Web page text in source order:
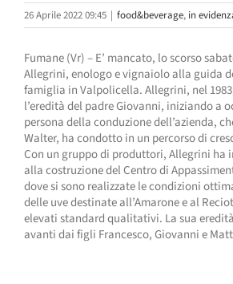
26 Aprile 2022 09:45 | food&beverage, in
Fumane (Vr) – E’ mancato, lo scorso
Allegrini, enologo e vignaiolo alla guida
famiglia in Valpolicella. Allegrini, nel
l’eredità del padre Giovanni, iniziando a
persona della conduzione dell’azienda,
Walter, ha condotto in un percorso di
Con un gruppo di produttori, Allegrini
alla costruzione del Centro di
dove si sono realizzate le condizioni
delle uve destinate all’Amarone e al
elevati standard qualitativi. La sua
avanti dai figli Francesco, Giovanni e